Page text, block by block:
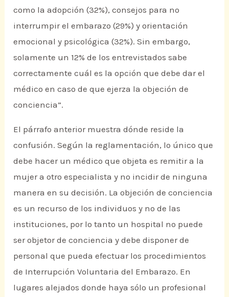
como la adopción (32%), consejos para no
interrumpir el embarazo (29%) y orientación
emocional y psicológica (32%). Sin embargo,
solamente un 12% de los entrevistados sabe
correctamente cuál es la opción que debe dar el
médico en caso de que ejerza la objeción de
conciencia”.
El párrafo anterior muestra dónde reside la
confusión. Según la reglamentación, lo único que
debe hacer un médico que objeta es remitir a la
mujer a otro especialista y no incidir de ninguna
manera en su decisión. La objeción de conciencia
es un recurso de los individuos y no de las
instituciones, por lo tanto un hospital no puede
ser objetor de conciencia y debe disponer de
personal que pueda efectuar los procedimientos
de Interrupción Voluntaria del Embarazo. En
lugares alejados donde haya sólo un profesional